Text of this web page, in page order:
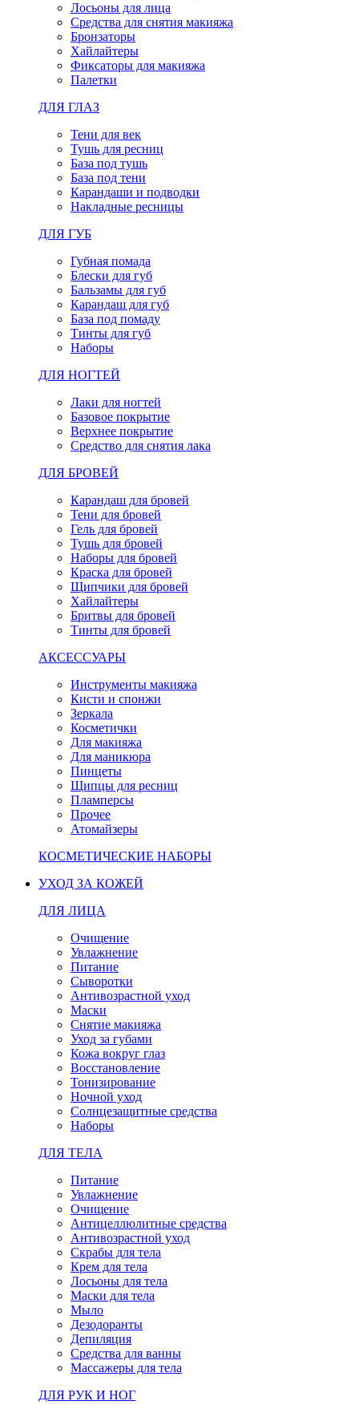
Лосьоны для лица
Средства для снятия макияжа
Бронзаторы
Хайлайтеры
Фиксаторы для макияжа
Палетки
ДЛЯ ГЛАЗ
Тени для век
Тушь для ресниц
База под тушь
База под тени
Карандаши и подводки
Накладные ресницы
ДЛЯ ГУБ
Губная помада
Блески для губ
Бальзамы для губ
Карандаш для губ
База под помаду
Тинты для губ
Наборы
ДЛЯ НОГТЕЙ
Лаки для ногтей
Базовое покрытие
Верхнее покрытие
Средство для снятия лака
ДЛЯ БРОВЕЙ
Карандаш для бровей
Тени для бровей
Гель для бровей
Тушь для бровей
Наборы для бровей
Краска для бровей
Щипчики для бровей
Хайлайтеры
Бритвы для бровей
Тинты для бровей
АКСЕССУАРЫ
Инструменты макияжа
Кисти и спонжи
Зеркала
Косметички
Для макияжа
Для маникюра
Пинцеты
Щипцы для ресниц
Пламперсы
Прочее
Атомайзеры
КОСМЕТИЧЕСКИЕ НАБОРЫ
УХОД ЗА КОЖЕЙ
ДЛЯ ЛИЦА
Очищение
Увлажнение
Питание
Сыворотки
Антивозрастной уход
Маски
Снятие макияжа
Уход за губами
Кожа вокруг глаз
Восстановление
Тонизирование
Ночной уход
Солнцезащитные средства
Наборы
ДЛЯ ТЕЛА
Питание
Увлажнение
Очищение
Антицеллюлитные средства
Антивозрастной уход
Скрабы для тела
Крем для тела
Лосьоны для тела
Маски для тела
Мыло
Дезодоранты
Депиляция
Средства для ванны
Массажеры для тела
ДЛЯ РУК И НОГ